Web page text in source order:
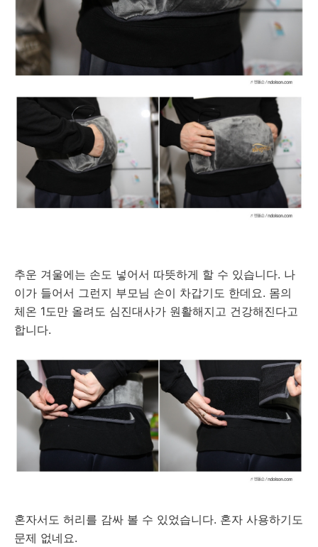
추운 겨울에는 손도 넣어서 따뜻하게 할 수 있습니다. 나
이가 들어서 그런지 부모님 손이 차갑기도 한데요. 몸의
체온 1도만 올려도 심진대사가 원활해지고 건강해진다고
합니다.
혼자서도 허리를 감싸 볼 수 있었습니다. 혼자 사용하기도
문제 없네요.